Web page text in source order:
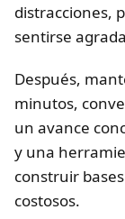
distracciones,
sentirse
Después,
minutos,
un avance
y una
construir
costosos.